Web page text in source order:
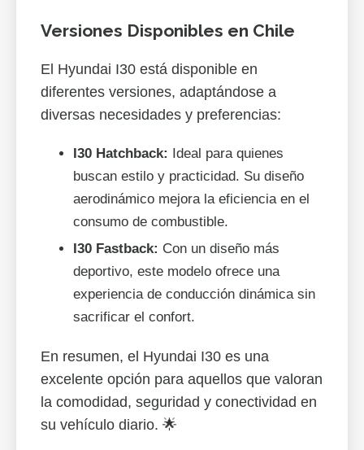
Versiones Disponibles en Chile
El Hyundai I30 está disponible en
diferentes versiones, adaptándose a
diversas necesidades y preferencias:
I30 Hatchback: Ideal para quienes
buscan estilo y practicidad. Su diseño
aerodinámico mejora la eficiencia en el
consumo de combustible.
I30 Fastback: Con un diseño más
deportivo, este modelo ofrece una
experiencia de conducción dinámica sin
sacrificar el confort.
En resumen, el Hyundai I30 es una
excelente opción para aquellos que valoran
la comodidad, seguridad y conectividad en
su vehículo diario. 🌟